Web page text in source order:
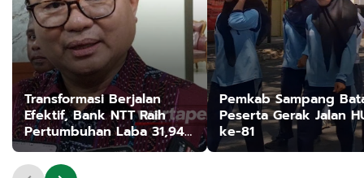
Transformasi Berjalan
Efektif, Bank NTT Raih
Pertumbuhan Laba 31,94
Persen
Pemkab Sampang
Peserta Gerak Jalan
ke-81